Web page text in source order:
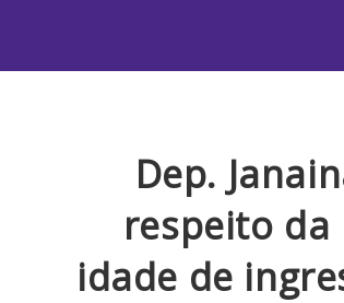
Dep.
respeito da
idade de